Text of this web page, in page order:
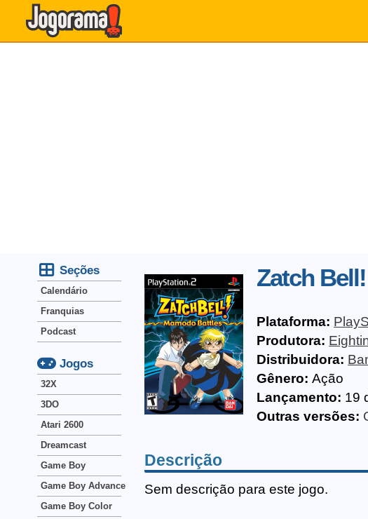
Zatch
Plataforma:
Produtora:
Distribuidora:
Gênero: Ação
Lançamento: 19
Outras versões:
Descrição
Sem descrição para este jogo.
Seções
Calendário
Franquias
Podcast
Jogos
32X
3DO
Atari 2600
Dreamcast
Game Boy
Game Boy Advance
Game Boy Color